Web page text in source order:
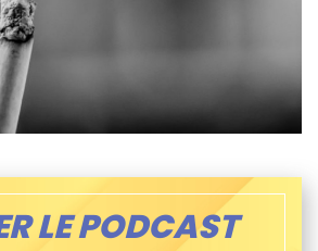
LE PODCAST